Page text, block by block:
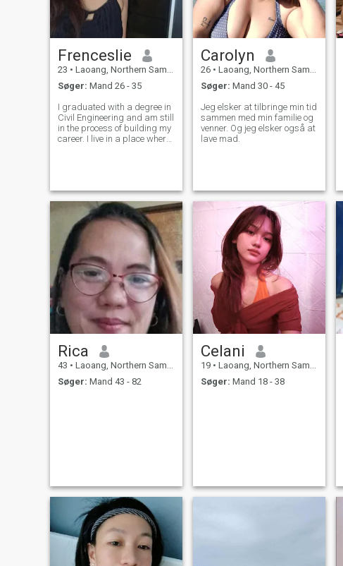
Frenceslie
23 • Laoang, Northern Samar, Filippinerne
Søger: Mand 26 - 35
I graduated with a degree in
Civil Engineering and am still
in the process of building my
career. I live in a place where
beach. I’m a dreamer
Carolyn
26 • Laoang, Northern Samar, Filippinerne
Søger: Mand 30 - 45
Jeg elsker at tilbringe min tid
sammen med min familie og
venner. Og jeg elsker også at
lave mad.
Rica
43 • Laoang, Northern Samar, Filippinerne
Søger: Mand 43 - 82
Celani
19 • Laoang, Northern Samar, Filippinerne
Søger: Mand 18 - 38